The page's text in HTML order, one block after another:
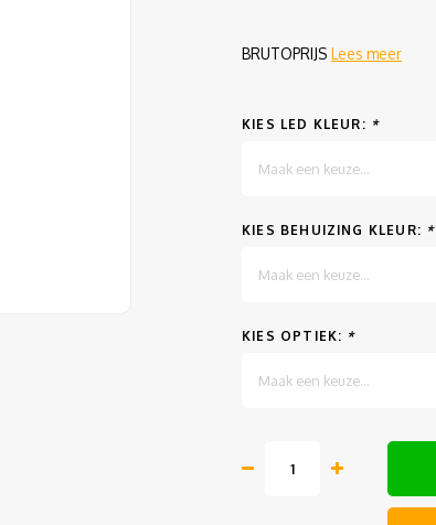
BRUTOPRIJS Lees meer
KIES LED KLEUR: *
Maak een keuze...
KIES BEHUIZING KLEUR: *
Maak een keuze...
KIES OPTIEK: *
Maak een keuze...